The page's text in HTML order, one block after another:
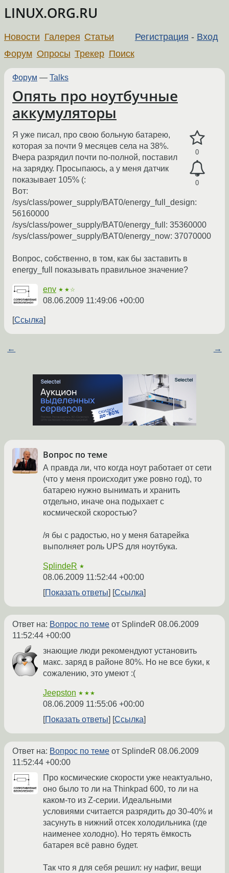
LINUX.ORG.RU
Регистрация - Вход
Новости Галерея Статьи
Форум Опросы Трекер Поиск
Форум — Talks
Опять про ноутбучные
аккумуляторы
0
0
Я уже писал, про свою больную батарею,
которая за почти 9 месяцев села на 38%.
Вчера разрядил почти по-полной, поставил
на зарядку. Просыпаюсь, а у меня датчик
показывает 105% (:
Вот:
/sys/class/power_supply/BAT0/energy_full_design:
56160000
/sys/class/power_supply/BAT0/energy_full: 35360000
/sys/class/power_supply/BAT0/energy_now: 37070000
Вопрос, собственно, в том, как бы заставить в
energy_full показывать правильное значение?
env ★★☆
08.06.2009 11:49:06 +00:00
Ссылка
← →
Вопрос по теме
А правда ли, что когда ноут работает от сети
(что у меня происходит уже ровно год), то
батарею нужно вынимать и хранить
отдельно, иначе она подыхает с
космической скоростью?
/я бы с радостью, но у меня батарейка
выполняет роль UPS для ноутбука.
SplindeR ★
08.06.2009 11:52:44 +00:00
Показать ответы
Ссылка
Ответ на: Вопрос по теме от SplindeR 08.06.2009
11:52:44 +00:00
знающие люди рекомендуют установить
макс. заряд в районе 80%. Но не все буки, к
сожалению, это умеют :(
Jeepston ★★★
08.06.2009 11:55:06 +00:00
Показать ответы
Ссылка
Ответ на: Вопрос по теме от SplindeR 08.06.2009
11:52:44 +00:00
Про космические скорости уже неактуально,
оно было то ли на Thinkpad 600, то ли на
каком-то из Z-серии. Идеальными
условиями считается разрядить до 30-40% и
засунуть в нижний отсек холодильника (где
наименее холодно). Но терять ёмкость
батарея всё равно будет.
Так что я для себя решил: ну нафиг, вещи